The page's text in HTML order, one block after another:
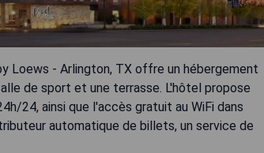
Loews - Arlington, TX offre un hébergement
de sport et une terrasse. L'hôtel propose
24, ainsi que l'accès gratuit au WiFi dans
automatique de billets, un service de